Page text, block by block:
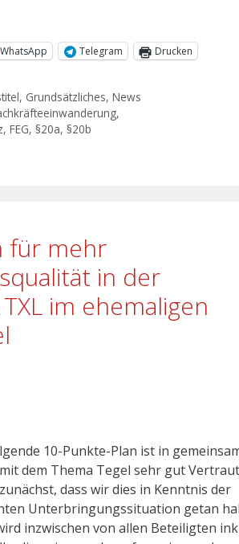
WhatsApp Telegram Drucken
, Grundsätzliches,News
,
, FEG, §20a, §20b
für mehr
in der
im ehemaligen
10-Punkte-Plan ist in
dem Thema Tegel sehr gut
dass wir dies in Kenntnis der
Unterbringungssituation getan
inzwischen von allen Beteiligten